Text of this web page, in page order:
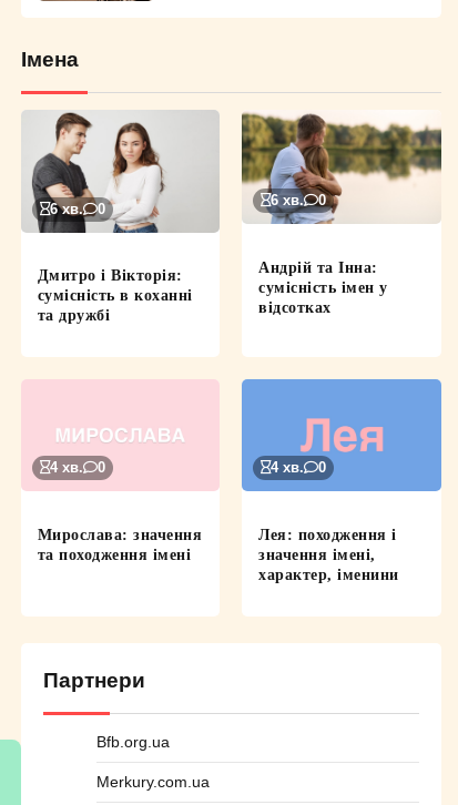
Імена
6 хв. 0
Дмитро і Вікторія:
сумісність в коханні
та дружбі
6 хв. 0
Андрій та Інна:
сумісність імен у
відсотках
4 хв. 0
Мирослава: значення
та походження імені
4 хв. 0
Лея: походження і
значення імені,
характер, іменини
Партнери
Bfb.org.ua
Merkury.com.ua